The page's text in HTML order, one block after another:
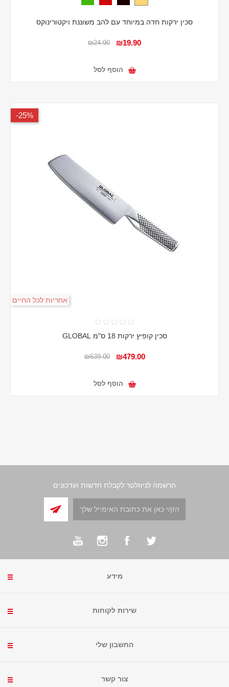
סכין ירקות חדה במיוחד עם להב משוננת ויקטורינוקס
₪19.90
₪24.90
הוסף לסל
25%-
אחריות לכל החיים
סכין קופיץ ירקות 18 ס"מ GLOBAL
₪479.00
₪639.00
הוסף לסל
הרשמה לניוזלטר לקבלת חדשות ועדכונים
מידע
שירות לקוחות
החשבון שלי
צור קשר